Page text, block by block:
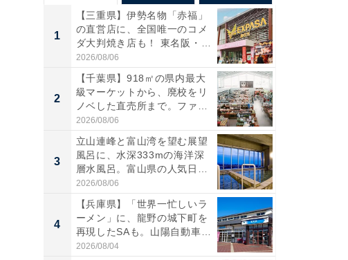
1
【三重県】伊勢名物「赤福」
の直営店に、全国唯一のコメ
ダ大判焼き店も！ 東名阪・
伊...
2026/08/06
2
【千葉県】918㎡の県内最大
級マーケットから、廃校をリ
ノベした直売所まで。ファ
ー...
2026/08/06
3
立山連峰と富山湾を望む展望
風呂に、水深333mの海洋深
層水風呂。富山県の人気日
帰...
2026/08/06
4
【兵庫県】「世界一忙しいラ
ーメン」に、龍野の城下町を
再現したSAも。山陽自動車
道...
2026/08/04